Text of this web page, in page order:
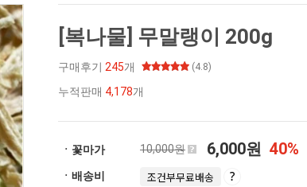
[복나물] 무말랭이 200g
구매후기 245개 (4.8)
누적판매 4,178개
ㆍ꽃마가 10,000원 6,000원 40%
ㆍ배송비 조건부무료배송